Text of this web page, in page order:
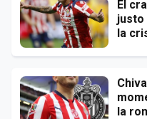
El
justo
la
la